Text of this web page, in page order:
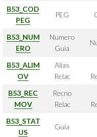
B53_COD
PEG
PEG
B53_NUM
ERO
Numero
Guia
B53_ALIM
OV
Alias
Relac
B53_REC
MOV
Recno
Relac
B53_STAT
US
Guia